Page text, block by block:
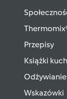
Przepisy
Książki
Odżywianie
Wskazówki